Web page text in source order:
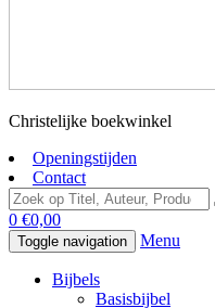
Christelijke boekwinkel
Openingstijden
Contact
0 €0,00
Toggle navigation Menu
Bijbels
Basisbijbel